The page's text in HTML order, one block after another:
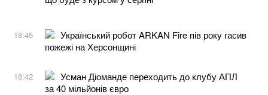
18:45
Український робот ARKAN Fire пів року гасив
пожежі на Херсонщині
18:42
Усман Діоманде переходить до клубу АПЛ
за 40 мільйонів євро